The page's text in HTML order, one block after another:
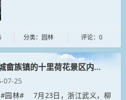
分类：园林 评论：0
畲族镇的十里荷花景区内荷花盛开
07-25
园林# 7月23日，浙江武义，柳